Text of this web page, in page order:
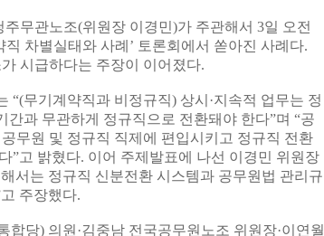
무관노조(위원장 이경민)가 주관해서 3일 오전
차별실태와 사례’ 토론회에서 쏟아진 사례다.
시급하다는 주장이 이어졌다.
“(무기계약직과 비정규직) 상시·지속적 업무는 정
과 무관하게 정규직으로 전환돼야 한다”며 “공
무원 및 정규직 직제에 편입시키고 정규직 전환
”고 밝혔다. 이어 주제발표에 나선 이경민 위원장
서는 정규직 신분전환 시스템과 공무원법 관리규
주장했다.
합당) 의원·김중남 전국공무원노조 위원장·이연월